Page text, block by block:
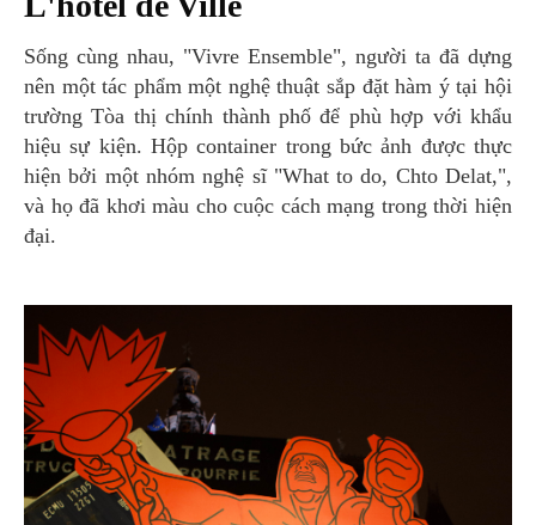
Sống cùng nhau, "Vivre Ensemble", người ta đã dựng
nên một tác phẩm một nghệ thuật sắp đặt hàm ý tại hội
trường Tòa thị chính thành phố để phù hợp với khẩu
hiệu sự kiện. Hộp container trong bức ảnh được thực
hiện bởi một nhóm nghệ sĩ "What to do, Chto Delat,",
và họ đã khơi màu cho cuộc cách mạng trong thời hiện
đại.